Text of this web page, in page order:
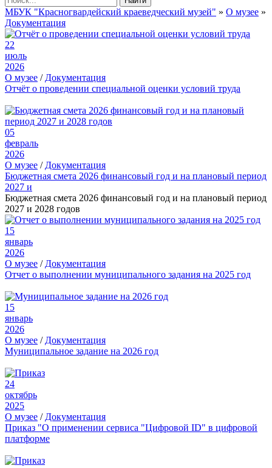
МБУК "Красногвардейский краеведческий музей" » О музее »
Документация
22
июль
2026
О музее / Документация
Отчёт о проведении специальной оценки условий труда
05
февраль
2026
О музее / Документация
Бюджетная смета 2026 финансовый год и на плановый период
2027 и
Бюджетная смета 2026 финансовый год и на плановый период
2027 и 2028 годов
15
январь
2026
О музее / Документация
Отчет о выполнении муниципального задания на 2025 год
15
январь
2026
О музее / Документация
Муниципальное задание на 2026 год
24
октябрь
2025
О музее / Документация
Приказ "О применении сервиса "Цифровой ID" в цифровой
платформе